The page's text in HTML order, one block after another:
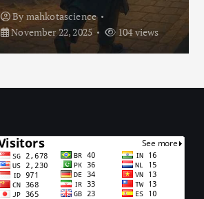
By mahkotascience
November 22, 2025
104 views